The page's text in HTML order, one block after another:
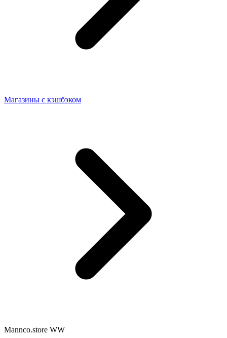
Магазины с кэшбэком
Mannco.store WW